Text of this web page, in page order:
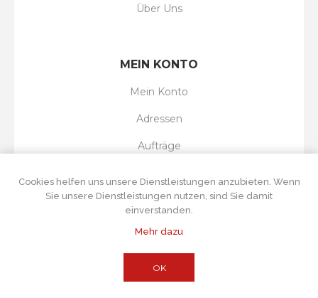
Über Uns
MEIN KONTO
Mein Konto
Adressen
Aufträge
Cookies helfen uns unsere Dienstleistungen anzubieten. Wenn
Sie unsere Dienstleistungen nutzen, sind Sie damit
einverstanden.
Mehr dazu
OK